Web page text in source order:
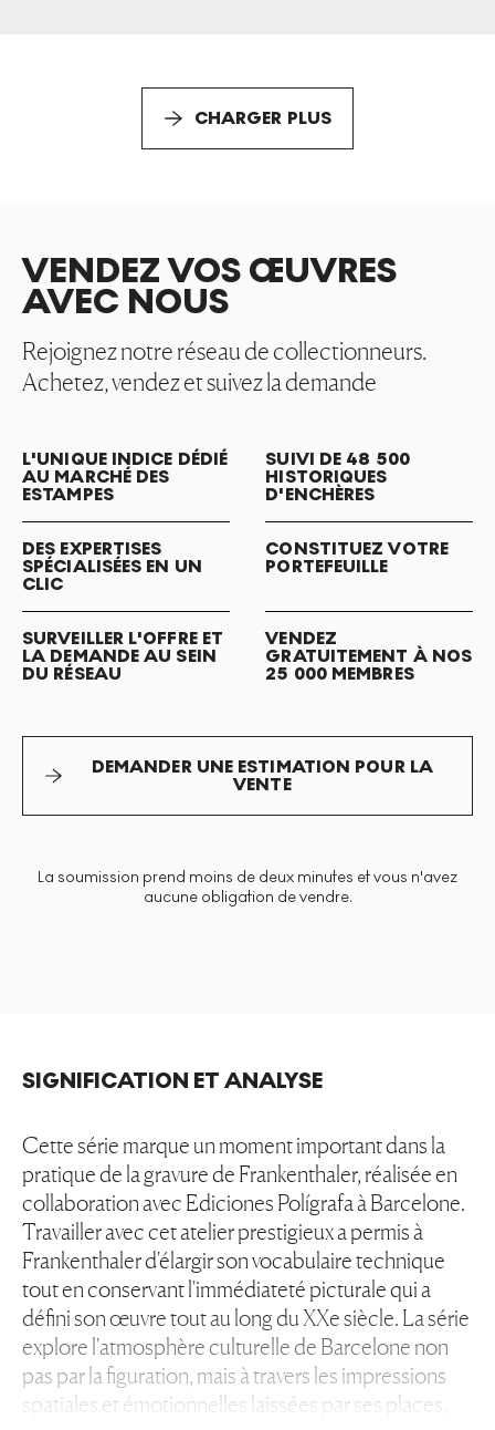
CHARGER PLUS
VENDEZ VOS ŒUVRES
AVEC NOUS
Rejoignez notre réseau de collectionneurs.
Achetez, vendez et suivez la demande
L'UNIQUE INDICE DÉDIÉ
AU MARCHÉ DES
ESTAMPES
SUIVI DE 48 500
HISTORIQUES
D'ENCHÈRES
DES EXPERTISES
SPÉCIALISÉES EN UN
CLIC
CONSTITUEZ VOTRE
PORTEFEUILLE
SURVEILLER L'OFFRE ET
LA DEMANDE AU SEIN
DU RÉSEAU
VENDEZ
GRATUITEMENT À NOS
25 000 MEMBRES
DEMANDER UNE ESTIMATION POUR LA
VENTE
La soumission prend moins de deux minutes et vous n'avez
aucune obligation de vendre.
SIGNIFICATION ET ANALYSE
Cette série marque un moment important dans la
pratique de la gravure de Frankenthaler, réalisée en
collaboration avec Ediciones Polígrafa à Barcelone.
Travailler avec cet atelier prestigieux a permis à
Frankenthaler d'élargir son vocabulaire technique
tout en conservant l'immédiateté picturale qui a
défini son œuvre tout au long du XXe siècle. La série
explore l'atmosphère culturelle de Barcelone non
pas par la figuration, mais à travers les impressions
spatiales et émotionnelles laissées par ses places,